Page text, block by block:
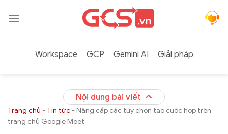
qua
Workspace
GCP Gemini AI Giải pháp
Nội dung bài viết
Trang chủ - Tin tức -Nâng cấp các tùy chọn tạo cuộc họp trên
trang chủ Google Meet